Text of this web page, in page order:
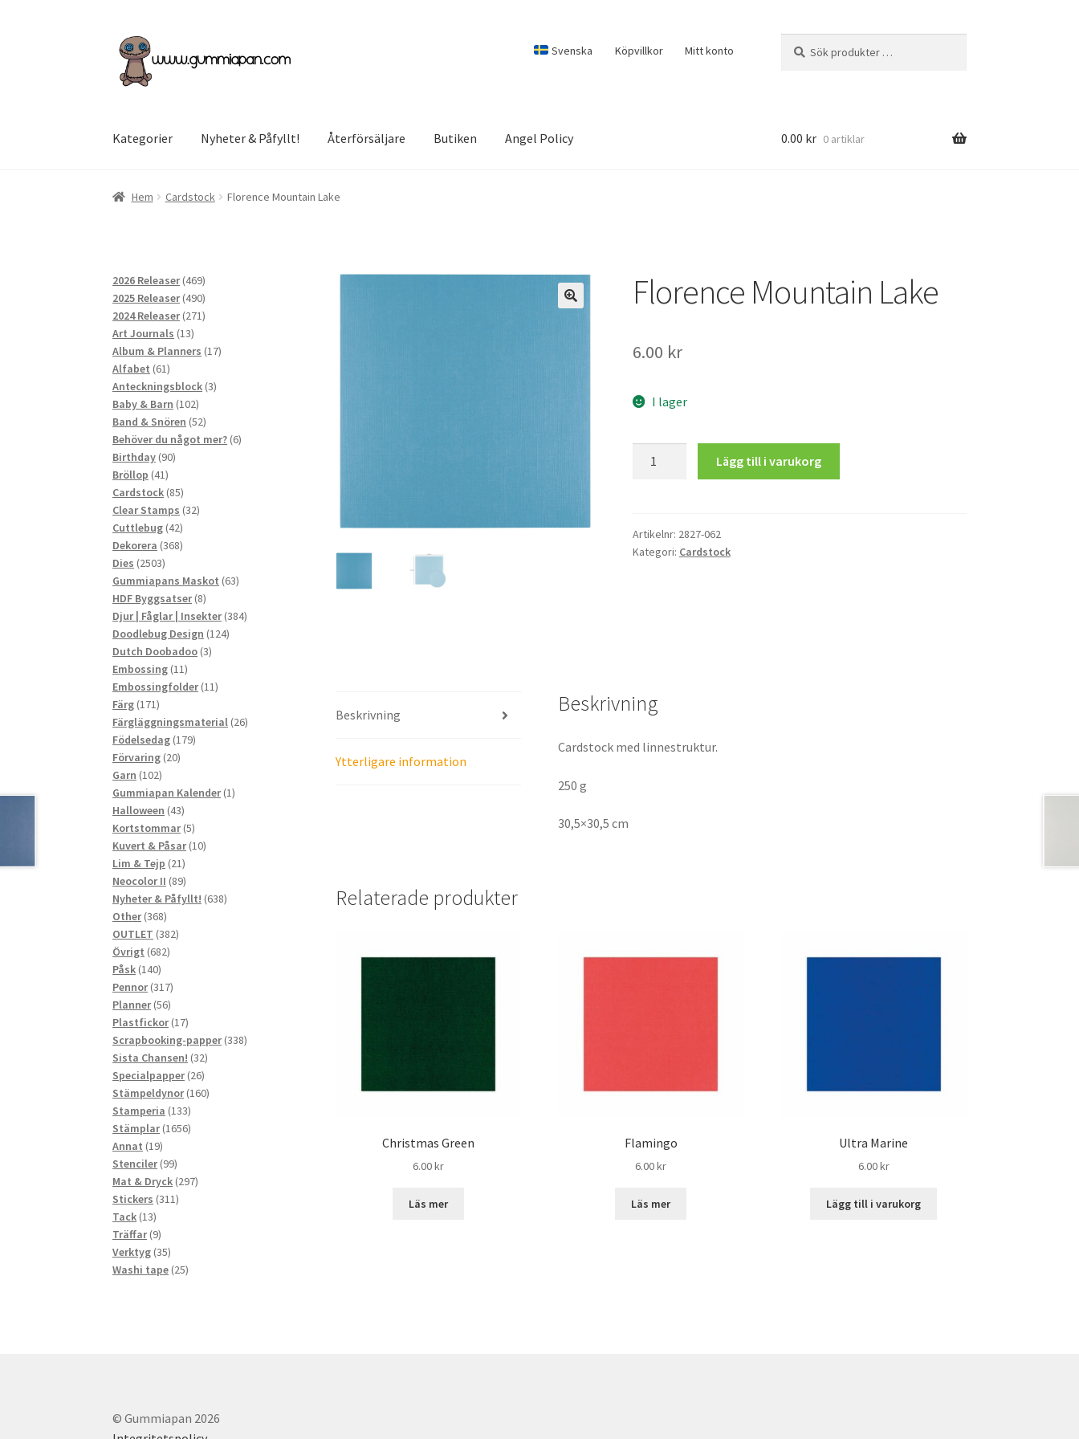
Hoppa
till
navigering
Hoppa
till
innehåll
Svenska Köpvillkor Mitt konto
efter:
Kategorier Nyheter & Påfyllt! Återförsäljare Butiken Angel Policy 0.00 kr 0 artiklar
Hem Cardstock Florence Mountain Lake
Florence Mountain Lake
6.00 kr
I lager
Lägg till i varukorg
Artikelnr: 2827-062
Kategori: Cardstock
Beskrivning
Ytterligare information
Beskrivning
Cardstock med linnestruktur.
250 g
30,5×30,5 cm
Relaterade produkter
Christmas Green
6.00kr
Läs mer
Flamingo
6.00kr
Läs mer
Ultra Marine
6.00kr
Lägg till i varukorg
2026 Releaser 469469
produkter
2025 Releaser 490490
produkter
2024 Releaser 271271
Art Journals 1313
produkter
Album & Planners 1717
Alfabet 6161
produkter
Anteckningsblock 33
Baby & Barn 102102
produkter
Band & Snören 5252
produkter
Behöver du något mer? 66
Birthday 9090
Bröllop 4141
produkter
Cardstock 8585
produkter
Clear Stamps 3232
Cuttlebug 4242
produkter
Dekorera 368368
Dies 25032503
produkter
Gummiapans Maskot 6363
HDF Byggsatser 88
produkter
Djur | Fåglar | Insekter 384384
Doodlebug Design 124124
Dutch Doobadoo 33
Embossing 1111
produkter
Embossingfolder 1111
Färg 171171
produkter
Färgläggningsmaterial 2626
Födelsedag 179179
Förvaring 2020
Garn 102102
produkter
Gummiapan Kalender 11
Halloween 4343
produkter
Kortstommar 55
produkter
Kuvert & Påsar 1010
Lim & Tejp 2121
produkter
Neocolor II 8989
produkter
Nyheter & Påfyllt! 638638
Other 368368
produkter
OUTLET 382382
Övrigt 682682
Påsk 140140
produkter
Pennor 317317
produkter
Planner 5656
produkter
Plastfickor 1717
produkter
Scrapbooking-papper 338338
Sista Chansen! 3232
Specialpapper 2626
produkter
Stämpeldynor 160160
Stamperia 133133
produkter
Stämplar 16561656
Annat 1919
produkter
Stenciler 9999
produkter
Mat & Dryck 297297
Stickers 311311
Tack 1313
produkter
Träffar 99
produkter
Verktyg 3535
produkter
Washi tape 2525
© Gummiapan 2026